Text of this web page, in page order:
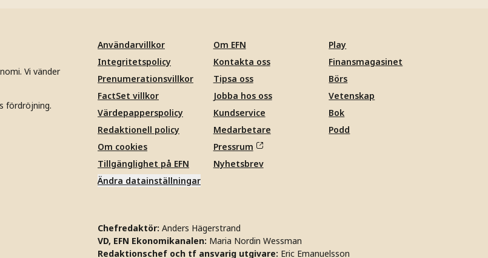
Vi vänder
fördröjning.
Användarvillkor
Integritetspolicy
Prenumerationsvillkor
FactSet villkor
Värdepapperspolicy
Redaktionell policy
Om cookies
Tillgänglighet på EFN
Ändra datainställningar
Om EFN
Kontakta oss
Tipsa oss
Jobba hos oss
Kundservice
Medarbetare
Pressrum
Nyhetsbrev
Play
Finansmagasinet
Börs
Vetenskap
Bok
Podd
Chefredaktör: Anders Hägerstrand
VD, EFN Ekonomikanalen: Maria Nordin Wessman
Redaktionschef och tf ansvarig utgivare: Eric Emanuelsson